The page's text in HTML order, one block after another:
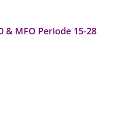
& MFO Periode 15-28